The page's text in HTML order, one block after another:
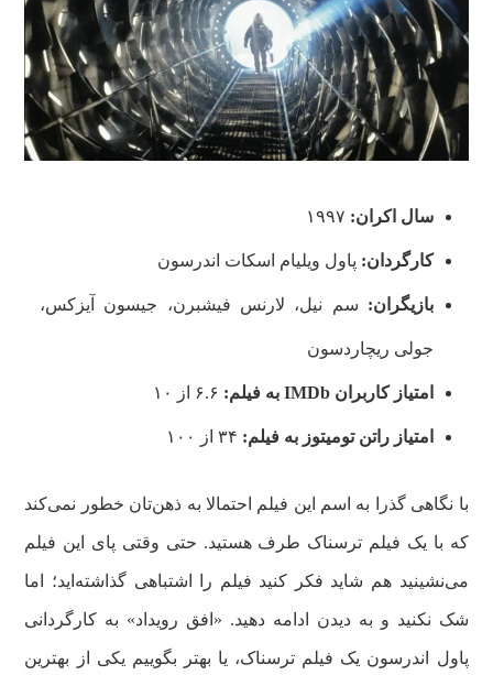
سال اکران:
کارگردان: پاول ویلیام اسکات اندرسون
بازیگران: سم نیل، لارنس فیشبرن، جیسون آیزکس،
جولی ریچاردسون
امتیاز کاربران IMDbبه فیلم:
امتیاز راتن تومیتوز به فیلم:
با نگاهی گذرا به اسم این فیلم احتمالا به ذهن‌تان خطور نمی‌کند
که با یک فیلم ترسناک طرف هستید. حتی وقتی پای این فیلم
می‌نشینید هم شاید فکر کنید فیلم را اشتباهی گذاشته‌اید؛ اما
شک نکنید و به دیدن ادامه دهید. «افق رویداد» به کارگردانی
پاول اندرسون یک فیلم ترسناک، یا بهتر بگوییم یکی از بهترین